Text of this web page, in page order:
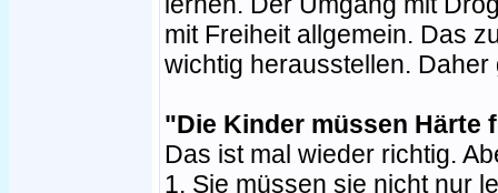
mit Freiheit allgemein. Das
wichtig herausstellen.
"Die Kinder müssen Härte
Das ist mal wieder richtig.
1. Sie müssen sie nicht nur